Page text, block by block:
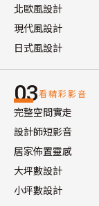
北歐風設計
現代風設計
日式風設計
03看精彩影音
完整空間實走
設計師短影音
居家佈置靈感
大坪數設計
小坪數設計